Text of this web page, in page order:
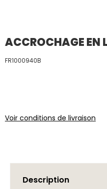
ACCROCHAGE EN
FR1000940B
Voir conditions de livraison
Description